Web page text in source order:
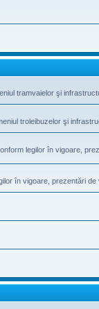
tramvaielor şi
troleibuzelor şi
legilor în vigoare,
în vigoare, prezentări de